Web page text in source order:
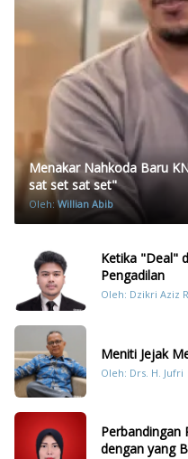
Menakar Nahkoda Baru
sat set sat set"
Oleh:Willian Abib
Ketika "Deal"
Pengadilan
Oleh: Dzikri Aziz
Meniti Jejak
Oleh: Drs. H. Jufri
Perbandingan
dengan yang